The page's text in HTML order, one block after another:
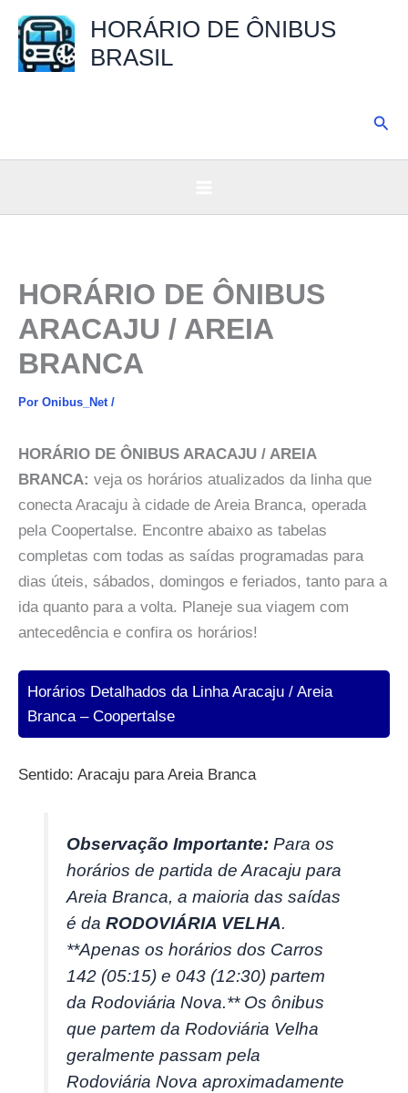
para
HORÁRIO DE ÔNIBUS
BRASIL
HORÁRIO DE ÔNIBUS
ARACAJU / AREIA
BRANCA
Por Onibus_Net /
HORÁRIO DE ÔNIBUS ARACAJU / AREIA
BRANCA: veja os horários atualizados da linha que
conecta Aracaju à cidade de Areia Branca, operada
pela Coopertalse. Encontre abaixo as tabelas
completas com todas as saídas programadas para
dias úteis, sábados, domingos e feriados, tanto para a
ida quanto para a volta. Planeje sua viagem com
antecedência e confira os horários!
Horários Detalhados da Linha Aracaju / Areia
Branca – Coopertalse
Sentido: Aracaju para Areia Branca
Observação Importante: Para os
horários de partida de Aracaju para
Areia Branca, a maioria das saídas
é daRODOVIÁRIA VELHA.
**Apenas os horários dos Carros
142 (05:15) e 043 (12:30) partem
da Rodoviária Nova.** Os ônibus
que partem da Rodoviária Velha
geralmente passam pela
Rodoviária Nova aproximadamente